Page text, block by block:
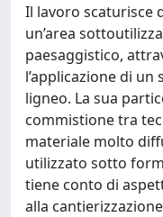
Il lavoro scaturisce
un’area
paesaggistico,
l’applicazione di
ligneo. La sua
commistione tra
materiale molto
utilizzato sotto
tiene conto di
alla